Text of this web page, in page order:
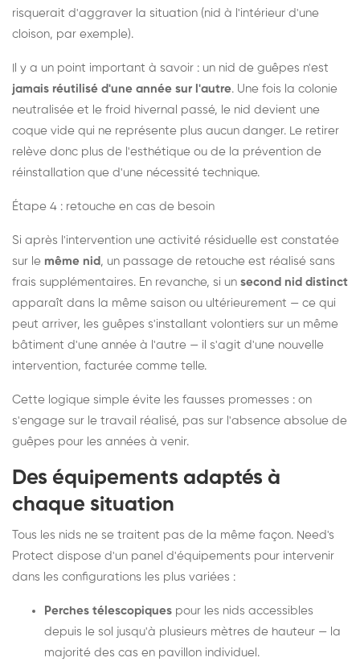
risquerait d'aggraver la situation (nid à l'intérieur d'une
cloison, par exemple).
Il y a un point important à savoir : un nid de guêpes n'est
jamais réutilisé d'une année sur l'autre. Une fois la colonie
neutralisée et le froid hivernal passé, le nid devient une
coque vide qui ne représente plus aucun danger. Le retirer
relève donc plus de l'esthétique ou de la prévention de
réinstallation que d'une nécessité technique.
Étape 4 : retouche en cas de besoin
Si après l'intervention une activité résiduelle est constatée
sur le même nid , un passage de retouche est réalisé sans
frais supplémentaires. En revanche, si un second nid distinct
apparaît dans la même saison ou ultérieurement — ce qui
peut arriver, les guêpes s'installant volontiers sur un même
bâtiment d'une année à l'autre — il s'agit d'une nouvelle
intervention, facturée comme telle.
Cette logique simple évite les fausses promesses : on
s'engage sur le travail réalisé, pas sur l'absence absolue de
guêpes pour les années à venir.
Des équipements adaptés à
chaque situation
Tous les nids ne se traitent pas de la même façon. Need's
Protect dispose d'un panel d'équipements pour intervenir
dans les configurations les plus variées :
Perches télescopiques pour les nids accessibles
depuis le sol jusqu'à plusieurs mètres de hauteur — la
majorité des cas en pavillon individuel.